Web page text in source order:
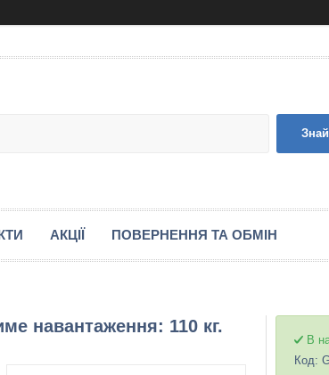
АКЦІЇ ПОВЕРНЕННЯ ТА ОБМІН
навантаження: 110 кг.
В
Код: